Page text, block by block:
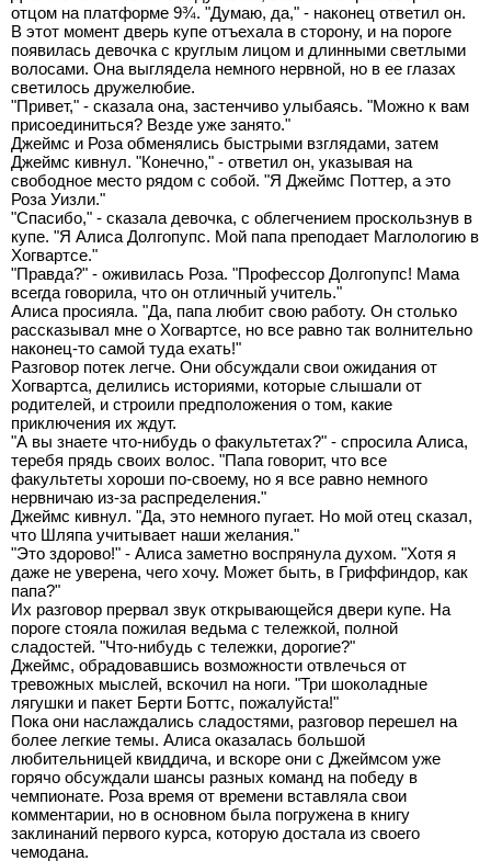
отцом на платформе 9¾. "Думаю, да," - наконец ответил он.
В этот момент дверь купе отъехала в сторону, и на пороге
появилась девочка с круглым лицом и длинными светлыми
волосами. Она выглядела немного нервной, но в ее глазах
светилось дружелюбие.
"Привет," - сказала она, застенчиво улыбаясь. "Можно к вам
присоединиться? Везде уже занято."
Джеймс и Роза обменялись быстрыми взглядами, затем
Джеймс кивнул. "Конечно," - ответил он, указывая на
свободное место рядом с собой. "Я Джеймс Поттер, а это
Роза Уизли."
"Спасибо," - сказала девочка, с облегчением проскользнув в
купе. "Я Алиса Долгопупс. Мой папа преподает Маглологию в
Хогвартсе."
"Правда?" - оживилась Роза. "Профессор Долгопупс! Мама
всегда говорила, что он отличный учитель."
Алиса просияла. "Да, папа любит свою работу. Он столько
рассказывал мне о Хогвартсе, но все равно так волнительно
наконец-то самой туда ехать!"
Разговор потек легче. Они обсуждали свои ожидания от
Хогвартса, делились историями, которые слышали от
родителей, и строили предположения о том, какие
приключения их ждут.
"А вы знаете что-нибудь о факультетах?" - спросила Алиса,
теребя прядь своих волос. "Папа говорит, что все
факультеты хороши по-своему, но я все равно немного
нервничаю из-за распределения."
Джеймс кивнул. "Да, это немного пугает. Но мой отец сказал,
что Шляпа учитывает наши желания."
"Это здорово!" - Алиса заметно воспрянула духом. "Хотя я
даже не уверена, чего хочу. Может быть, в Гриффиндор, как
папа?"
Их разговор прервал звук открывающейся двери купе. На
пороге стояла пожилая ведьма с тележкой, полной
сладостей. "Что-нибудь с тележки, дорогие?"
Джеймс, обрадовавшись возможности отвлечься от
тревожных мыслей, вскочил на ноги. "Три шоколадные
лягушки и пакет Берти Боттс, пожалуйста!"
Пока они наслаждались сладостями, разговор перешел на
более легкие темы. Алиса оказалась большой
любительницей квиддича, и вскоре они с Джеймсом уже
горячо обсуждали шансы разных команд на победу в
чемпионате. Роза время от времени вставляла свои
комментарии, но в основном была погружена в книгу
заклинаний первого курса, которую достала из своего
чемодана.